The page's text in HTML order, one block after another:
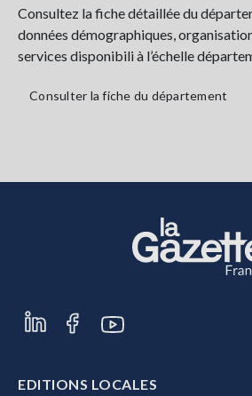
Consultez la fiche détaillée du
données démographiques,
services disponibili à l’échelle
Consulter la fiche du département
EDITIONS LOCALES